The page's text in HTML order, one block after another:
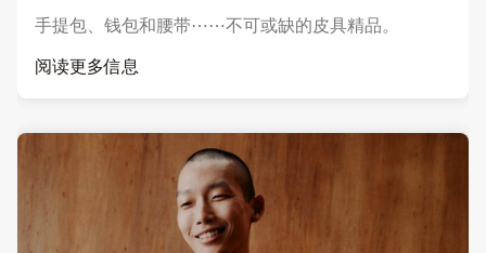
手提包、钱包和腰带⋯⋯不可或缺的皮具精品。
阅读更多信息